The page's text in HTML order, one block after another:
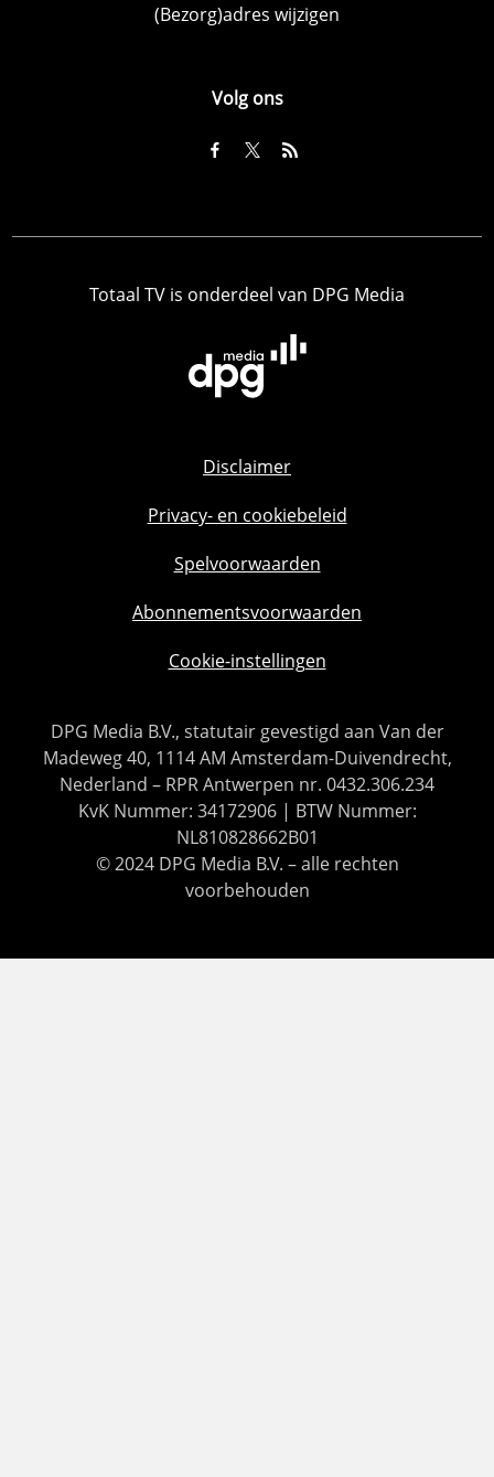
(Bezorg)adres wijzigen
Volg ons
Totaal TV is onderdeel van DPG Media
Disclaimer
Privacy- en cookiebeleid
Spelvoorwaarden
Abonnementsvoorwaarden
Cookie-instellingen
DPG Media B.V., statutair gevestigd aan Van der
Madeweg 40, 1114 AM Amsterdam-Duivendrecht,
Nederland – RPR Antwerpen nr. 0432.306.234
KvK Nummer: 34172906 | BTW Nummer:
NL810828662B01
© 2024 DPG Media B.V. – alle rechten
voorbehouden